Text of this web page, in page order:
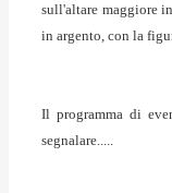
sull'altare maggiore
in argento, con la
Il programma di
segnalare.....